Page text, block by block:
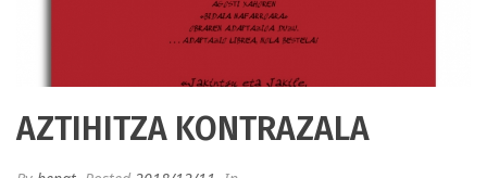
AZTIHITZA KONTRAZALA